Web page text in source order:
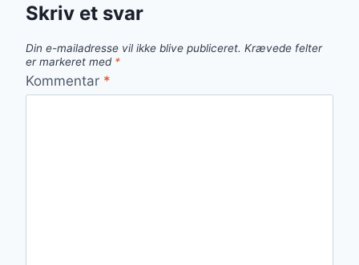
Skriv et svar
Din e-mailadresse vil ikke blive publiceret. Krævede felter
er markeret med *
Kommentar *